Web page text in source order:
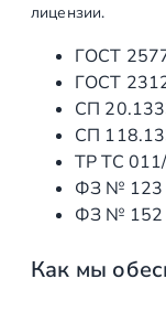
3
0
4
лицензии.
ГОСТ
ГОСТ
СП
СП
ТР ТС
ФЗ № 123
ФЗ № 152
Как мы